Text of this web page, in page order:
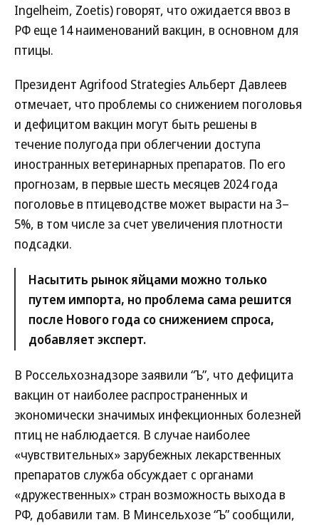
Ingelheim, Zoetis) говорят, что ожидается ввоз в
РФ еще 14 наименований вакцин, в основном для
птицы.
Президент Agrifood Strategies Альберт Давлеев
отмечает, что проблемы со снижением поголовья
и дефицитом вакцин могут быть решены в
течение полугода при облегчении доступа
иностранных ветеринарных препаратов. По его
прогнозам, в первые шесть месяцев 2024 года
поголовье в птицеводстве может вырасти на 3–
5%, в том числе за счет увеличения плотности
подсадки.
Насытить рынок яйцами можно только
путем импорта, но проблема сама решится
после Нового года со снижением спроса,
добавляет эксперт.
В Россельхознадзоре заявили “Ъ”, что дефицита
вакцин от наиболее распространенных и
экономически значимых инфекционных болезней
птиц не наблюдается. В случае наиболее
«чувствительных» зарубежных лекарственных
препаратов служба обсуждает с органами
«дружественных» стран возможность выхода в
РФ, добавили там. В Минсельхозе “Ъ” сообщили,